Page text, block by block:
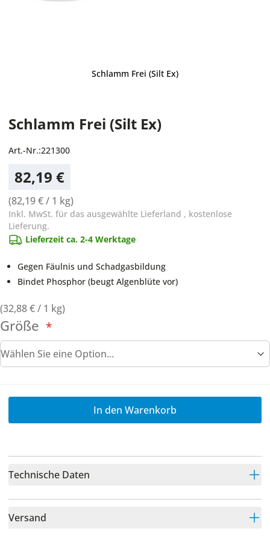
Schlamm Frei (Silt Ex)
Schlamm Frei (Silt Ex)
Art.-Nr.:221300
82,19 €
(82,19 €/ 1 kg)
Inkl. MwSt. für das ausgewählte Lieferland , kostenlose
Lieferung.
Lieferzeit ca. 2-4 Werktage
Gegen Fäulnis und Schadgasbildung
Bindet Phosphor (beugt Algenblüte vor)
(32,88 €/ 1 kg)
Größe
In den Warenkorb
Technische Daten
Versand